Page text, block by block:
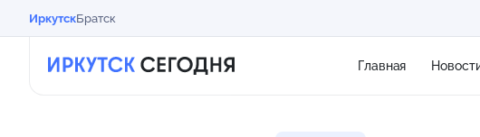
ИркутскБратск
Главная